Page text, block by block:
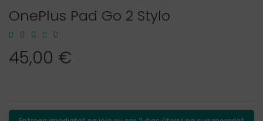
OnePlus Pad Go 2 Stylo
45,00 €